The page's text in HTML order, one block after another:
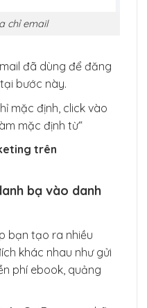
chỉ email
đã dùng để đăng
bước này.
mặc định, click vào
mặc định từ“
trên
bạ vào danh
bạn tạo ra nhiều
khác nhau như gửi
phí ebook, quảng